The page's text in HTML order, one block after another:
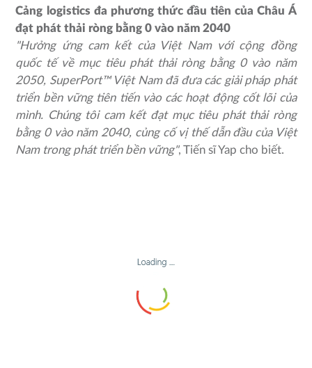
Cảng logistics đa phương thức đầu tiên của Châu Á
đạt phát thải ròng bằng 0 vào năm 2040
"Hưởng ứng cam kết của Việt Nam với cộng đồng
quốc tế về mục tiêu phát thải ròng bằng 0 vào năm
2050, SuperPort™ Việt Nam đã đưa các giải pháp phát
triển bền vững tiên tiến vào các hoạt động cốt lõi của
mình. Chúng tôi cam kết đạt mục tiêu phát thải ròng
bằng 0 vào năm 2040, củng cố vị thế dẫn đầu của Việt
Nam trong phát triển bền vững", Tiến sĩ Yap cho biết.